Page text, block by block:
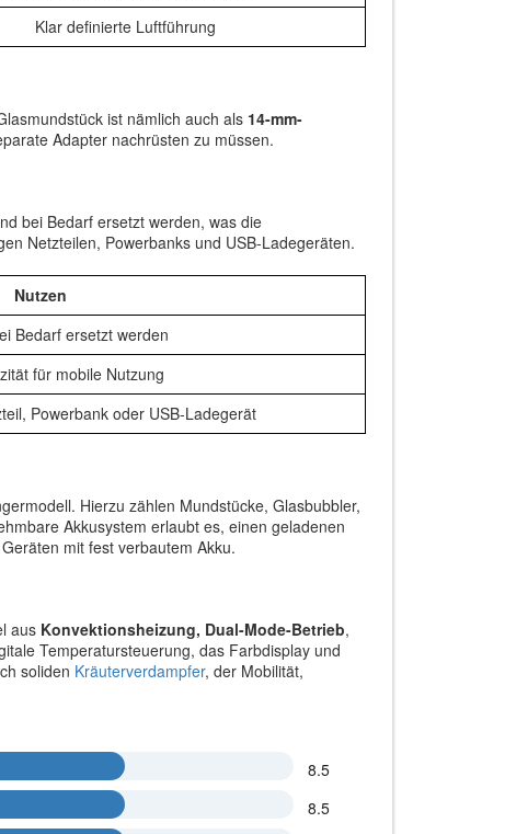
Klar definierte Luftführung
ist nämlich auch als 14-mm-
Adapter nachrüsten zu müssen.
bei Bedarf ersetzt werden, was die
Netzteilen, Powerbanks und USB-Ladegeräten.
Nutzen
Bedarf ersetzt werden
für mobile Nutzung
Powerbank oder USB-Ladegerät
Hierzu zählen Mundstücke, Glasbubbler,
Akkusystem erlaubt es, einen geladenen
mit fest verbautem Akku.
aus Konvektionsheizung, Dual-Mode-Betrieb,
Temperatursteuerung, das Farbdisplay und
soliden Kräuterverdampfer, der Mobilität,
8.5
8.5